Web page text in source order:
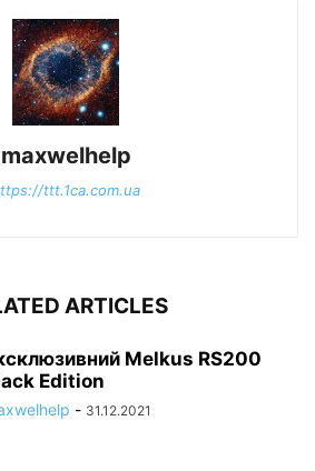
maxwelhelp
ttt.1ca.com.ua
ARTICLES
Melkus RS200
Edition
- 31.12.2021